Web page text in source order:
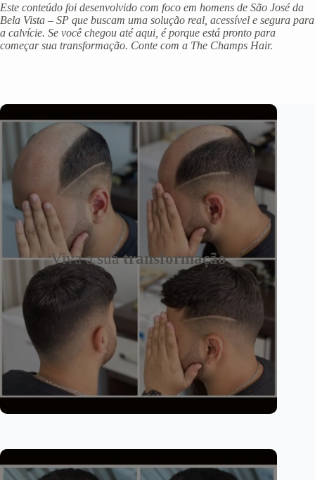
Este conteúdo foi desenvolvido com foco em homens de São José da
Bela Vista – SP que buscam uma solução real, acessível e segura para
a calvície. Se você chegou até aqui, é porque está pronto para
começar sua transformação. Conte com a The Champs Hair.
Viva a suatransformação